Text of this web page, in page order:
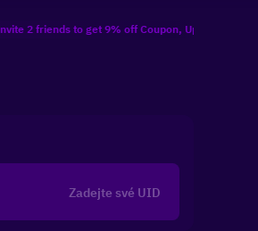
to get 9% off Coupon, Up to $10